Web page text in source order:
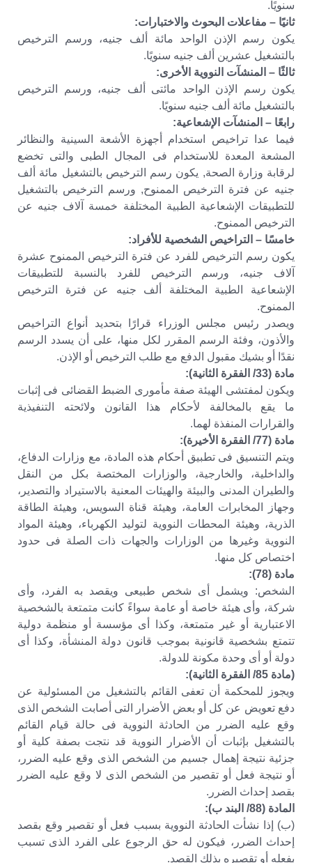
سنويًا.
ثانيًا – مفاعلات البحوث والاختبارات:
يكون رسم الإذن الواحد مائة ألف جنيه، ورسم الترخيص
بالتشغيل عشرين ألف جنيه سنويًا.
ثالثًا – المنشآت النووية الأخرى:
يكون رسم الإذن الواحد مائتى ألف جنيه، ورسم الترخيص
بالتشغيل مائة ألف جنيه سنويًا.
رابعًا – المنشآت الإشعاعية:
فيما عدا تراخيص استخدام أجهزة الأشعة السينية والنظائر
المشعة المعدة للاستخدام فى المجال الطبى والتى تخضع
لرقابة وزارة الصحة, يكون رسم الترخيص بالتشغيل مائة ألف
جنيه عن فترة الترخيص الممنوح, ورسم الترخيص بالتشغيل
للتطبيقات الإشعاعية الطبية المختلفة خمسة آلاف جنيه عن
الترخيص الممنوح.
خامسًا – التراخيص الشخصية للأفراد:
يكون رسم الترخيص للفرد عن فترة الترخيص الممنوح عشرة
آلاف جنيه، ورسم الترخيص للفرد بالنسبة للتطبيقات
الإشعاعية الطبية المختلفة ألف جنيه عن فترة الترخيص
الممنوح.
ويصدر رئيس مجلس الوزراء قرارًا بتحديد أنواع التراخيص
والأذون، وفئة الرسم المقرر لكل منها، على أن يسدد الرسم
نقدًا أو بشيك مقبول الدفع مع طلب الترخيص أو الإذن.
مادة (33/ الفقرة الثانية):
ويكون لمفتشى الهيئة صفة مأمورى الضبط القضائى فى إثبات
ما يقع بالمخالفة لأحكام هذا القانون ولائحته التنفيذية
والقرارات المنفذة لهما.
مادة (77/ الفقرة الأخيرة):
ويتم التنسيق فى تطبيق أحكام هذه المادة، مع وزارات الدفاع،
والداخلية، والخارجية، والوزارات المختصة بكل من النقل
والطيران المدنى والبيئة والهيئات المعنية بالاستيراد والتصدير،
وجهاز المخابرات العامة، وهيئة قناة السويس، وهيئة الطاقة
الذرية، وهيئة المحطات النووية لتوليد الكهرباء، وهيئة المواد
النووية وغيرها من الوزارات والجهات ذات الصلة فى حدود
اختصاص كل منها.
مادة (78):
الشخص: ويشمل أى شخص طبيعى ويقصد به الفرد، وأى
شركة، وأى هيئة خاصة أو عامة سواءً كانت متمتعة بالشخصية
الاعتبارية أو غير متمتعة، وكذا أى مؤسسة أو منظمة دولية
تتمتع بشخصية قانونية بموجب قانون دولة المنشأة، وكذا أى
دولة أو أى وحدة مكونة للدولة.
(مادة 85/ الفقرة الثانية):
ويجوز للمحكمة أن تعفى القائم بالتشغيل من المسئولية عن
دفع تعويض عن كل أو بعض الأضرار التى أصابت الشخص الذى
وقع عليه الضرر من الحادثة النووية فى حالة قيام القائم
بالتشغيل بإثبات أن الأضرار النووية قد نتجت بصفة كلية أو
جزئية نتيجة إهمال جسيم من الشخص الذى وقع عليه الضرر،
أو نتيجة فعل أو تقصير من الشخص الذى لا وقع عليه الضرر
بقصد إحداث الضرر.
المادة (88/ البند ب):
(ب) إذا نشأت الحادثة النووية بسبب فعل أو تقصير وقع بقصد
إحداث الضرر، فيكون له حق الرجوع على الفرد الذى تسبب
بفعله أو تقصيره بذلك القصد.